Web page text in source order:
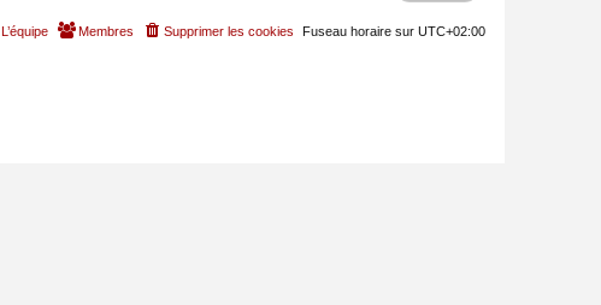
Fuseau horaire sur UTC+02:00
Supprimer les cookies
Membres
L’équipe